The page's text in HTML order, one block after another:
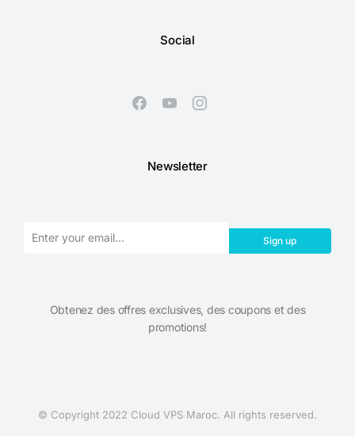
Social
Newsletter
Sign up
Obtenez des offres exclusives, des coupons et des
promotions!​
© Copyright 2022 Cloud VPS Maroc. All rights reserved.